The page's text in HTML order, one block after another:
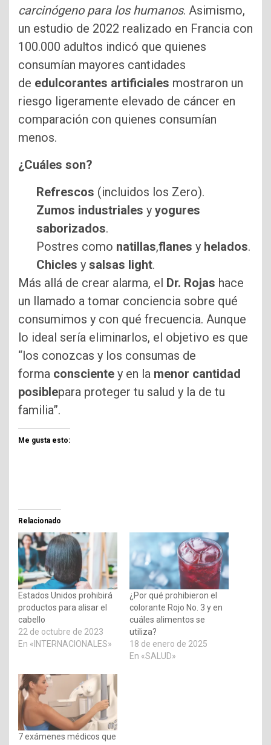
carcinógeno para los humanos. Asimismo,
un estudio de 2022 realizado en Francia con
100.000 adultos indicó que quienes
consumían mayores cantidades
de edulcorantes artificiales mostraron un
riesgo ligeramente elevado de cáncer en
comparación con quienes consumían
menos.
¿Cuáles son?
Refrescos (incluidos los Zero).
Zumos industriales y yogures
saborizados.
Postres como natillas,flanes y helados.
Chicles y salsas light.
Más allá de crear alarma, el Dr. Rojas hace
un llamado a tomar conciencia sobre qué
consumimos y con qué frecuencia. Aunque
lo ideal sería eliminarlos, el objetivo es que
“los conozcas y los consumas de
forma consciente y en la menor cantidad
posiblepara proteger tu salud y la de tu
familia”.
Me gusta esto:
Relacionado
Estados Unidos prohibirá
productos para alisar el
cabello
22 de octubre de 2023
En «INTERNACIONALES»
¿Por qué prohibieron el
colorante Rojo No. 3 y en
cuáles alimentos se
utiliza?
18 de enero de 2025
En «SALUD»
7 exámenes médicos que